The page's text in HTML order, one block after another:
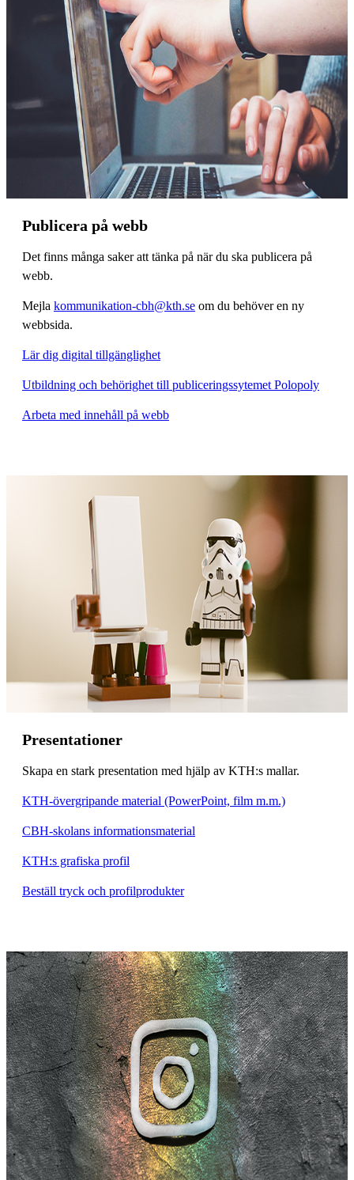
Publicera på webb
Det finns många saker att tänka på när du ska publicera på
webb.
Mejla kommunikation-cbh@kth.se om du behöver en ny
webbsida.
Lär dig digital tillgänglighet
Utbildning och behörighet till publiceringssytemet Polopoly
Arbeta med innehåll på webb
Presentationer
Skapa en stark presentation med hjälp av KTH:s mallar.
KTH-övergripande material (PowerPoint, film m.m.)
CBH-skolans informationsmaterial
KTH:s grafiska profil
Beställ tryck och profilprodukter